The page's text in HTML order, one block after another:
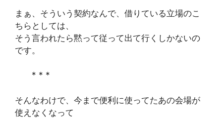
まぁ、そういう契約なんで、借りている立場のこ
ちらとしては、
そう言われたら黙って従って出て行くしかないの
です。
* * *
そんなわけで、今まで便利に使ってたあの会場が
使えなくなって